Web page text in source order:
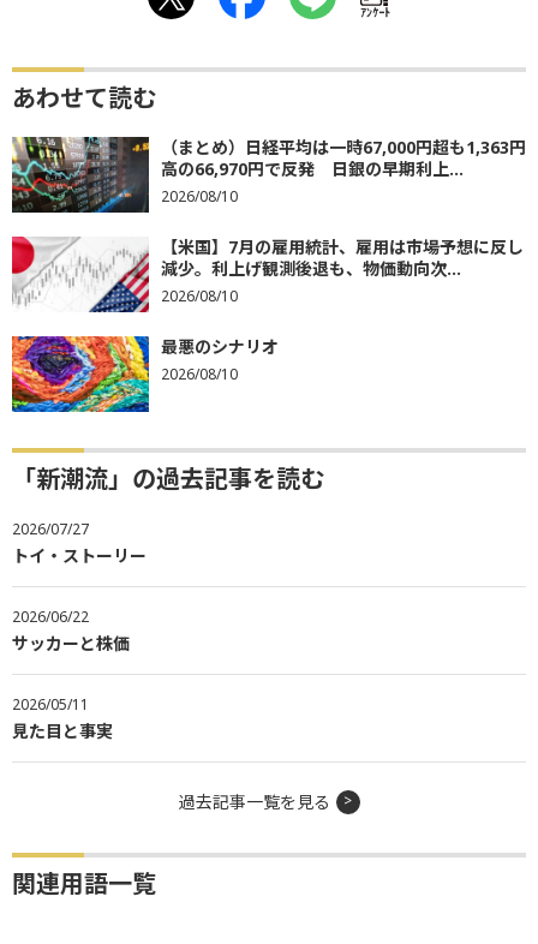
ｱﾝｹｰﾄ
あわせて読む
（まとめ）日経平均は一時67,000円超も1,363円
高の66,970円で反発 日銀の早期利上...
2026/08/10
【米国】7月の雇用統計、雇用は市場予想に反し
減少。利上げ観測後退も、物価動向次...
2026/08/10
最悪のシナリオ
2026/08/10
「新潮流」の過去記事を読む
2026/07/27
トイ・ストーリー
2026/06/22
サッカーと株価
2026/05/11
見た目と事実
過去記事一覧を見る
関連用語一覧